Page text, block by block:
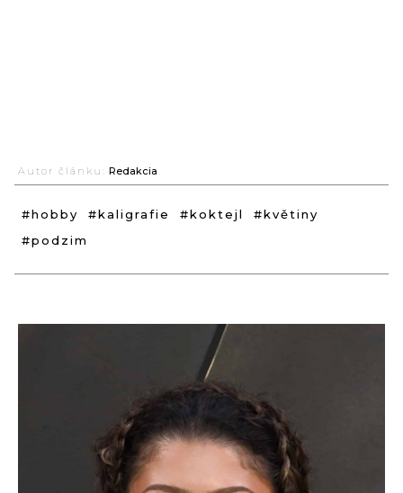
Autor článku: Redakcia
#hobby #kaligrafie #koktejl
#květiny
#podzim